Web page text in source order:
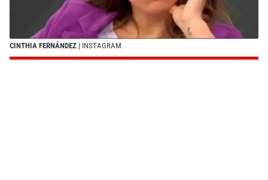
CINTHIA FERNÁNDEZ | INSTAGRAM